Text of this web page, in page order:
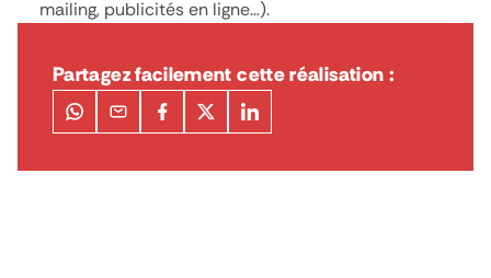
mailing, publicités en ligne…).
Partagez facilement cette réalisation :